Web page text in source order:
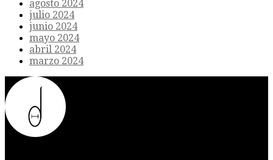
agosto 2024
julio 2024
junio 2024
mayo 2024
abril 2024
marzo 2024